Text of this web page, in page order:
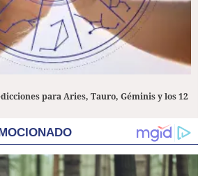
para Aries, Tauro, Géminis y los 12